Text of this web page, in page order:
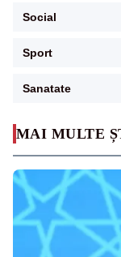
MAI MULTE
Social
Sport
Sanatate